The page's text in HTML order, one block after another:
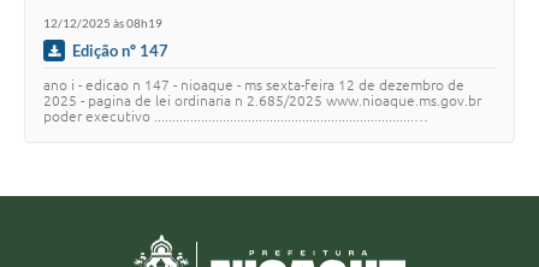
12/12/2025 às 08h19
Edição nº 147
ano i - edicao n 147 - nioaque - ms sexta-feira 12 de dezembro de
2025 - pagina de lei ordinaria n 2.685/2025 www.nioaque.ms.gov.br
poder executivo ........................................................................…